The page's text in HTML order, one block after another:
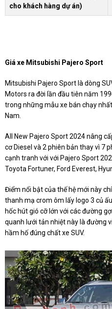
cho khách hàng dự án)
Giá xe Mitsubishi Pajero Sport
Mitsubishi Pajero Sport là dòng
Motors ra đời lần đầu tiên năm
trong những mẫu xe bán chạy
Nam.
All New Pajero Sport 2024 nâng
cơ Diesel và 2 phiên bản thay vì 7
cạnh tranh với với Pajero Sport
Toyota Fortuner, Ford Everest,
Điểm nổi bật của thế hệ mới này
thanh mạ crom ôm lấy logo 3 củ
hốc hút gió cỡ lớn với các đường
quanh lưới tản nhiệt này là đường
hầm hố đúng chất xe SUV.